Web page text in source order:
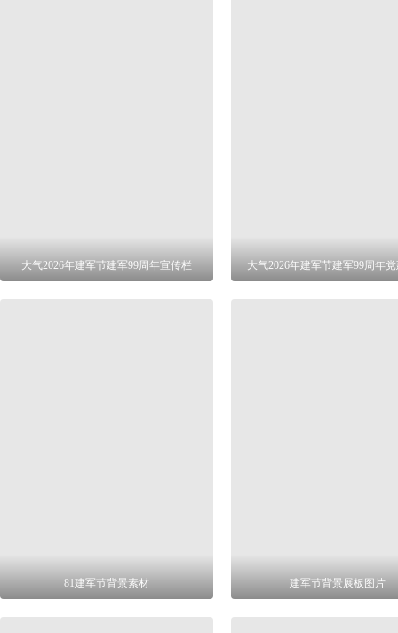
大气2026年建军节建军99周年宣传栏 大气2026年建军节建军99周年
81建军节背景素材 建军节背景展板图片